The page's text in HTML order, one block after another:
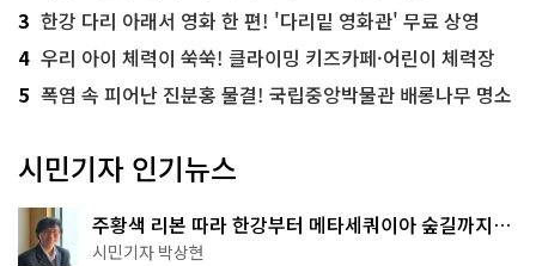
3 한강 다리 아래서 영화 한 편! '다리밑 영화관' 무료 상영
4 우리 아이 체력이 쑥쑥! 클라이밍 키즈카페·어린이 체력장
5 폭염 속 피어난 진분홍 물결! 국립중앙박물관 배롱나무 명소
시민기자 인기뉴스
주황색 리본 따라 한강부터 메타세쿼이아 숲길까지…
서울둘레길 15코스
시민기자 박상현